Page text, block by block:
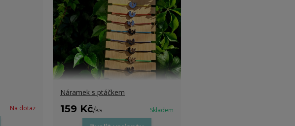
Na dotaz
Náramek s ptáčkem
159 Kč/ks Skladem